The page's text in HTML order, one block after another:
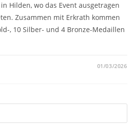
Hilden, wo das Event ausgetragen
Zusammen mit Erkrath kommen
, 10 Silber- und 4 Bronze-Medaillen
01/03/2026